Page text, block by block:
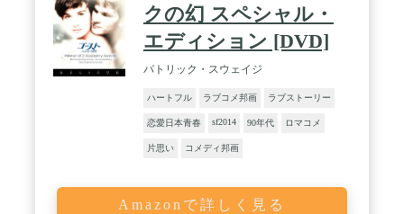
クの幻 スペシャル・
エディション [DVD]
パトリック・スウェイジ
ハートフル ラブコメ邦画 ラブストーリー
恋愛日本青春 sf2014 90年代 ロマコメ
片思い コメディ邦画
Amazonで詳しく見る